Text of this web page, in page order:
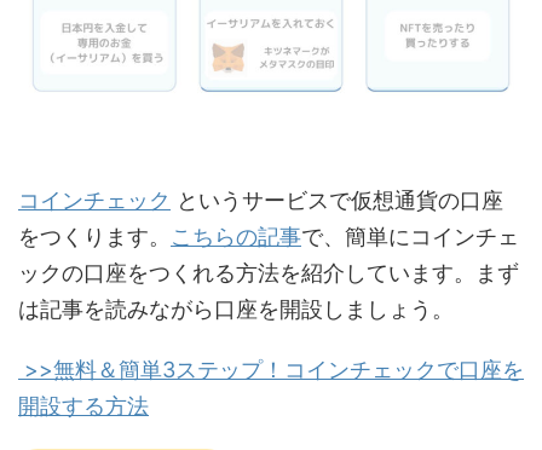
コインチェック というサービスで仮想通貨の口座
をつくります。 こちらの記事で、簡単にコインチェ
ックの口座をつくれる方法を紹介しています。まず
は記事を読みながら口座を開設しましょう。
>>無料＆簡単3ステップ！コインチェックで口座を
開設する方法